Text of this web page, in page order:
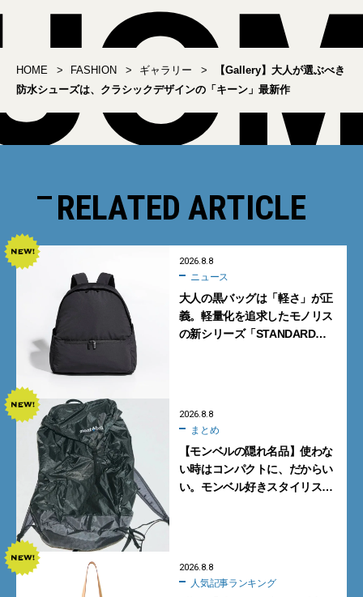
HOME FASHION ギャラリー
【Gallery】大人が選ぶべき
防水シューズは、クラシックデザインの「キーン」最新作
RELATED ARTICLE
2026.8.8
ニュース
大人の黒バッグは「軽さ」が正
義。軽量化を追求したモノリス
の新シリーズ「STANDARD
2026.8.8
まとめ
【モンベルの隠れ名品】使わな
い時はコンパクトに、だからい
い。モンベル好きスタイリスト
2026.8.8
人気記事ランキング